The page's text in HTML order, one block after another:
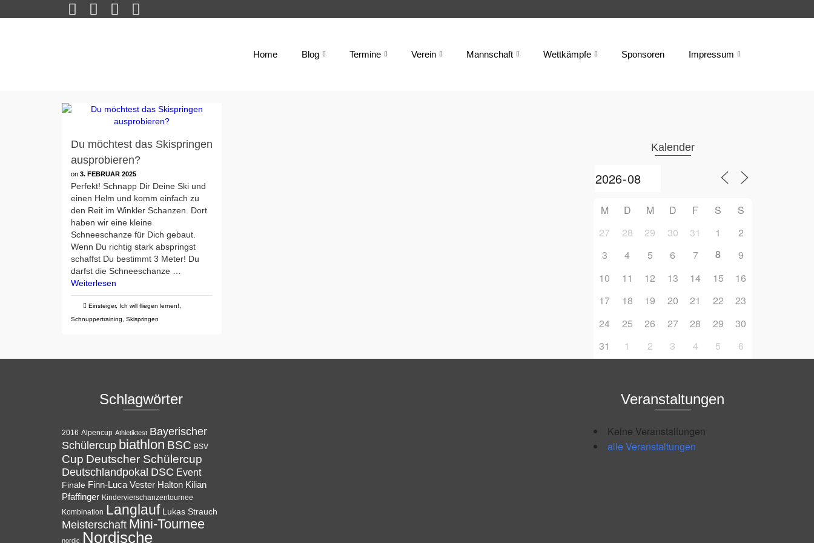
Home Blog Termine Verein Mannschaft Wettkämpfe Sponsoren Impressum
Du möchtest das Skispringen
ausprobieren?
on 3. FEBRUAR 2025
Perfekt! Schnapp Dir Deine Ski und
einen Helm und komm einfach zu
den Reit im Winkler Schanzen. Dort
haben wir eine kleine
Schneeschanze für Dich gebaut.
Wenn Du richtig stark abspringst
schaffst Du bestimmt 3 Meter! Du
darfst die Schneeschanze …
Weiterlesen
Einsteiger, Ich will fliegen lernen!
Schnuppertraining
Skispringen
Kalender
M D M D F S
S
27
28 29 30 31 1
2
3
4 5 6 7 8
9
10
11 12 13 14 15
16
17
18 19 20 21 22
23
24
25 26 27 28 29
30
31
1 2 3 4 5 6
Schlagwörter
2016 Alpencup Athletiktest Bayerischer
Schülercup biathlon BSC BSV
Cup Deutscher Schülercup
Deutschlandpokal DSC Event
Finale Finn-Luca Vester Halton Kilian
Pfaffinger Kindervierschanzentournee
Kombination Langlauf Lukas Strauch
Meisterschaft Mini-Tournee
nordic Nordische
Veranstaltungen
Keine Veranstaltungen
alle Veranstaltungen